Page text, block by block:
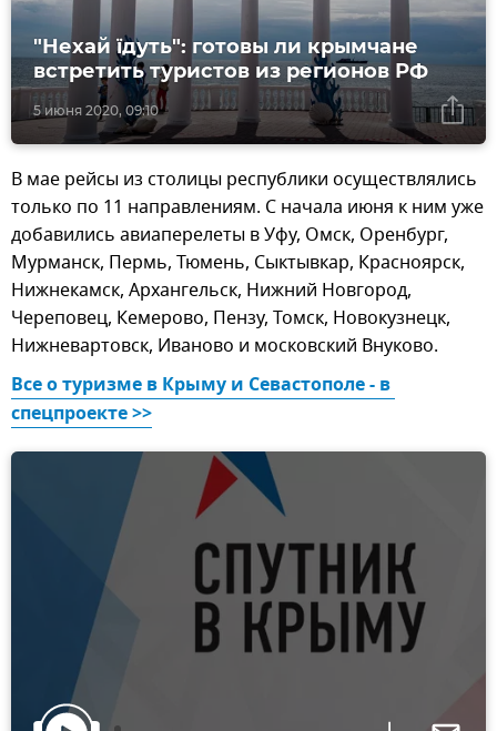
5 июня 2020, 09:10
"Нехай їдуть": готовы ли крымчане
встретить туристов из регионов РФ
В мае рейсы из столицы республики осуществлялись
только по 11 направлениям. С начала июня к ним уже
добавились авиаперелеты в Уфу, Омск, Оренбург,
Мурманск, Пермь, Тюмень, Сыктывкар, Красноярск,
Нижнекамск, Архангельск, Нижний Новгород,
Череповец, Кемерово, Пензу, Томск, Новокузнецк,
Нижневартовск, Иваново и московский Внуково.
Все о туризме в Крыму и Севастополе - в
спецпроекте >>